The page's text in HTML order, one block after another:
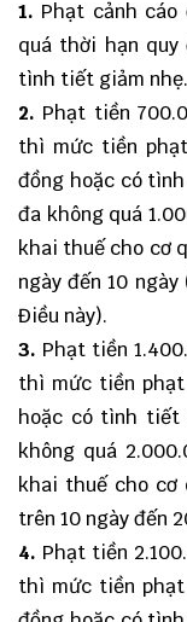
1. Phạt cảnh
quá thời hạn quy
tình tiết giảm nhẹ.
2. Phạt tiền
thì mức tiền
đồng hoặc có
đa không quá
khai thuế cho cơ
ngày đến 10
Điều này).
3. Phạt tiền
thì mức tiền
hoặc có tình
không quá
khai thuế cho
trên 10 ngày đến
4. Phạt tiền
thì mức tiền